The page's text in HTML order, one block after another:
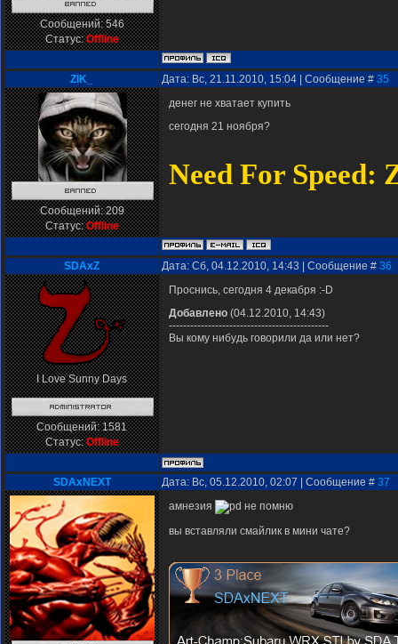
Сообщений:546
Статус:Offline
ZIK_ Дата: Вс, 21.11.2010, 15:04 | Сообщение # 35
Сообщений:209
Статус:Offline
денег не хватает купить
сегодня 21 ноября?
Need For Speed:
SDAxZ Дата: Сб, 04.12.2010, 14:43 | Сообщение # 36
I Love Sunny Days
Сообщений:1581
Статус:Offline
Проснись, сегодня 4 декабря :-D
Добавлено (04.12.2010, 14:43)
---------------------------------------------
Вы кому нибудь говорили да или нет?
SDAxNEXT Дата: Вс, 05.12.2010, 02:07 | Сообщение # 37
амнезия
не помню
вы вставляли смайлик в мини чате?